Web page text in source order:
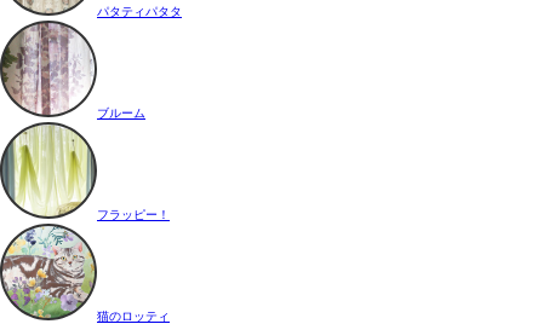
パタティパタタ
ブルーム
フラッピー！
猫のロッティ